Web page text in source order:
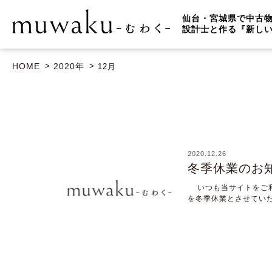
仙台・宮城県で中古
設計士と作る『新し
HOME 2020年 12 月
2020.12.26
冬季休業のお
いつも当サイトをご
を冬季休業とさせてい